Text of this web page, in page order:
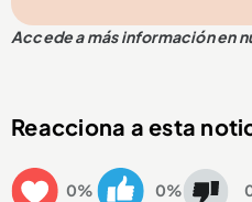
Accede a más información en
Reacciona a esta
0% 0%